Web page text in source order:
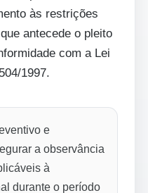
às restrições
antecede o pleito
com a Lei
1997.
e
a observância
à
durante o período